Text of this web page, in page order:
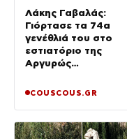
Λάκης Γαβαλάς:
Γιόρτασε τα 74α
γενέθλιά του στο
εστιατόριο της
Αργυρώς
αγαπημένους φίλους
COUSCOUS.GR